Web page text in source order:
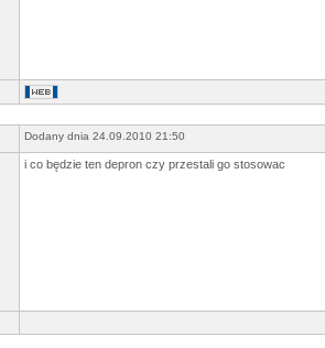
Dodany dnia 24.09.2010 21:50
i co będzie ten depron czy przestali go stosowac